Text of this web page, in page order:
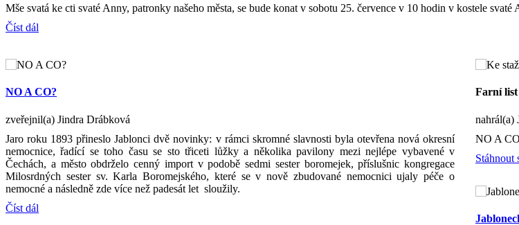
Mše svatá ke cti svaté Anny, patronky našeho města, se bude konat v sobotu 25. července v 10 hodin v kostele
Číst dál
NO A CO?
zveřejnil(a) Jindra Drábková
Jaro roku 1893 přineslo Jablonci dvě novinky: v rámci skromné slavnosti byla otevřena nová okresní
nemocnice, řadící se toho času se sto třiceti lůžky a několika pavilony mezi nejlépe vybavené v
Čechách, a město obdrželo cenný import v podobě sedmi sester boromejek, příslušnic kongregace
Milosrdných sester sv. Karla Boromejského, které se v nově zbudované nemocnici ujaly péče o
nemocné a následně zde více než padesát let sloužily.
Číst dál
Farní list
nahrál(a)
NO A
Stáhnout